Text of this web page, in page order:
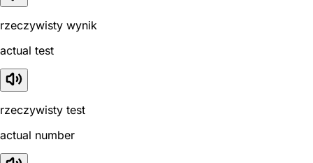
rzeczywisty wynik
actual test
rzeczywisty test
actual number